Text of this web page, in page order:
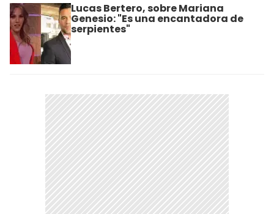
Lucas Bertero, sobre Mariana
Genesio: "Es una encantadora de
serpientes"